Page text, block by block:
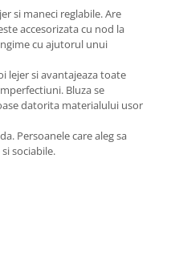
si maneci reglabile. Are
accesorizata cu nod la
cu ajutorul unui
lejer si avantajeaza toate
Bluza se
datorita materialului usor
Persoanele care aleg sa
sociabile.